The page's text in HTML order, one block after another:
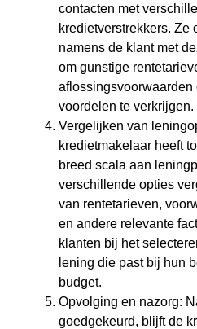
contacten met
kredietverstrekkers. Ze
namens de klant met
om gunstige
aflossingsvoorwaarden
voordelen te verkrijgen.
Vergelijken van
kredietmakelaar heeft
breed scala aan
verschillende opties
van rentetarieven,
en andere relevante
klanten bij het
lening die past bij hun
budget.
Opvolging en nazorg:
goedgekeurd, blijft de